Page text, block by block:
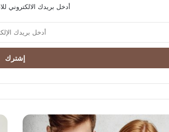
أدخل بريدك الالكتروني